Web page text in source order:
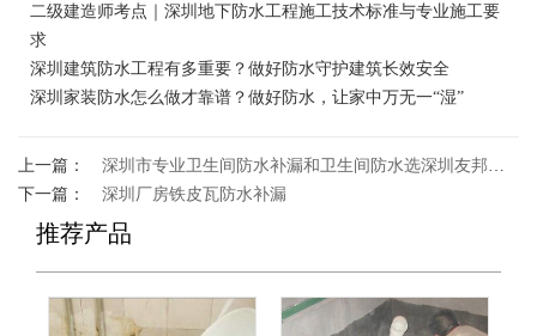
二级建造师考点｜深圳地下防水工程施工技术标准与专业施工要
求
深圳建筑防水工程有多重要？做好防水守护建筑长效安全
深圳家装防水怎么做才靠谱？做好防水，让家中万无一“湿”
上一篇：
深圳市专业卫生间防水补漏和卫生间防水选深圳友邦佳防水
下一篇：
深圳厂房铁皮瓦防水补漏
推荐产品